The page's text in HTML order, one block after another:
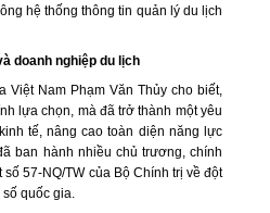
hệ thống thông tin quản lý du lịch
doanh nghiệp du lịch
Việt Nam Phạm Văn Thủy cho biết,
lựa chọn, mà đã trở thành một yêu
tế, nâng cao toàn diện năng lực
ban hành nhiều chủ trương, chính
57-NQ/TW của Bộ Chính trị về đột
quốc gia.